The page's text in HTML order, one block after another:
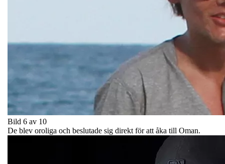
Bild 6 av 10
De blev oroliga och beslutade sig direkt för att åka till Oman.